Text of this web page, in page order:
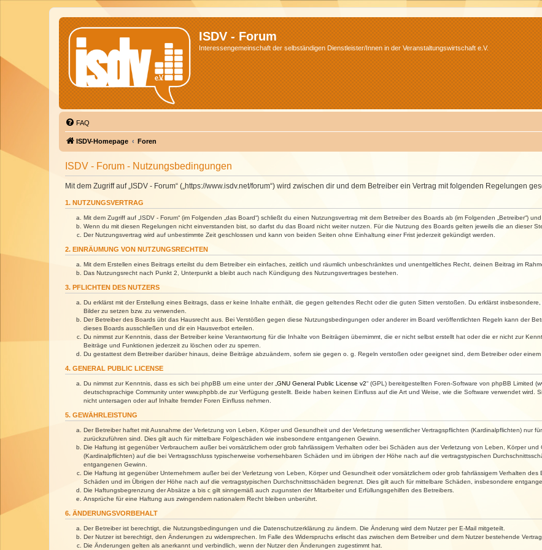
ISDV - Forum
Interessengemeinschaft der selbständigen Dienstleister/Innen in der Veranstaltungswirtschaft e.V.
FAQ
ISDV-Homepage Foren
ISDV - Forum - Nutzungsbedingungen
Mit dem Zugriff auf „ISDV - Forum“ („https://www.isdv.net/forum“) wird zwischen dir und dem Betreiber ein Vertrag mit folgenden Regelungen
1. NUTZUNGSVERTRAG
Mit dem Zugriff auf „ISDV - Forum“ (im Folgenden „das Board“) schließt du einen Nutzungsvertrag mit dem Betreiber des Boards ab (im Folgenden „Betreiber“)
Wenn du mit diesen Regelungen nicht einverstanden bist, so darfst du das Board nicht weiter nutzen. Für die Nutzung des Boards gelten jeweils die an dieser
Der Nutzungsvertrag wird auf unbestimmte Zeit geschlossen und kann von beiden Seiten ohne Einhaltung einer Frist jederzeit gekündigt werden.
2. EINRÄUMUNG VON NUTZUNGSRECHTEN
Mit dem Erstellen eines Beitrags erteilst du dem Betreiber ein einfaches, zeitlich und räumlich unbeschränktes und unentgeltliches Recht, deinen Beitrag im
Das Nutzungsrecht nach Punkt 2, Unterpunkt a bleibt auch nach Kündigung des Nutzungsvertrages bestehen.
3. PFLICHTEN DES NUTZERS
Du erklärst mit der Erstellung eines Beitrags, dass er keine Inhalte enthält, die gegen geltendes Recht oder die guten Sitten verstoßen. Du erklärst
Bilder zu setzen bzw. zu verwenden.
Der Betreiber des Boards übt das Hausrecht aus. Bei Verstößen gegen diese Nutzungsbedingungen oder anderer im Board veröffentlichten Regeln kann der
dieses Boards ausschließen und dir ein Hausverbot erteilen.
Du nimmst zur Kenntnis, dass der Betreiber keine Verantwortung für die Inhalte von Beiträgen übernimmt, die er nicht selbst erstellt hat oder die er nicht zur
Beiträge und Funktionen jederzeit zu löschen oder zu sperren.
Du gestattest dem Betreiber darüber hinaus, deine Beiträge abzuändern, sofern sie gegen o. g. Regeln verstoßen oder geeignet sind, dem Betreiber oder einem
4. GENERAL PUBLIC LICENSE
Du nimmst zur Kenntnis, dass es sich bei phpBB um eine unter der „ GNU General Public License v2“ (GPL) bereitgestellten Foren-Software von phpBB Limited
deutschsprachige Community unter www.phpbb.de zur Verfügung gestellt. Beide haben keinen Einfluss auf die Art und Weise, wie die Software verwendet wird.
nicht untersagen oder auf Inhalte fremder Foren Einfluss nehmen.
5. GEWÄHRLEISTUNG
Der Betreiber haftet mit Ausnahme der Verletzung von Leben, Körper und Gesundheit und der Verletzung wesentlicher Vertragspflichten (Kardinalpflichten) nur
zurückzuführen sind. Dies gilt auch für mittelbare Folgeschäden wie insbesondere entgangenen Gewinn.
Die Haftung ist gegenüber Verbrauchern außer bei vorsätzlichem oder grob fahrlässigem Verhalten oder bei Schäden aus der Verletzung von Leben, Körper
(Kardinalpflichten) auf die bei Vertragsschluss typischerweise vorhersehbaren Schäden und im übrigen der Höhe nach auf die vertragstypischen
entgangenen Gewinn.
Die Haftung ist gegenüber Unternehmern außer bei der Verletzung von Leben, Körper und Gesundheit oder vorsätzlichem oder grob fahrlässigem Verhalten
Schäden und im Übrigen der Höhe nach auf die vertragstypischen Durchschnittsschäden begrenzt. Dies gilt auch für mittelbare Schäden, insbesondere
Die Haftungsbegrenzung der Absätze a bis c gilt sinngemäß auch zugunsten der Mitarbeiter und Erfüllungsgehilfen des Betreibers.
Ansprüche für eine Haftung aus zwingendem nationalem Recht bleiben unberührt.
6. ÄNDERUNGSVORBEHALT
Der Betreiber ist berechtigt, die Nutzungsbedingungen und die Datenschutzerklärung zu ändern. Die Änderung wird dem Nutzer per E-Mail mitgeteilt.
Der Nutzer ist berechtigt, den Änderungen zu widersprechen. Im Falle des Widerspruchs erlischt das zwischen dem Betreiber und dem Nutzer bestehende
Die Änderungen gelten als anerkannt und verbindlich, wenn der Nutzer den Änderungen zugestimmt hat.